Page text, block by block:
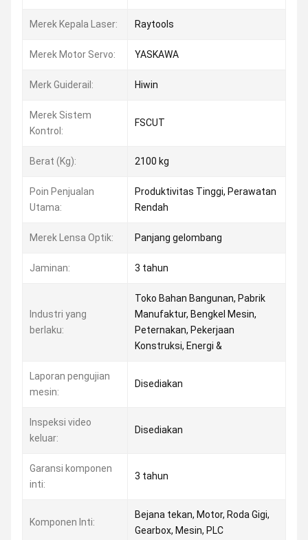
Merek Kepala Laser: Raytools
Merek Motor Servo: YASKAWA
Merk Guiderail: Hiwin
Merek Sistem
Kontrol:
FSCUT
Berat (Kg): 2100 kg
Poin Penjualan
Utama:
Produktivitas Tinggi, Perawatan
Rendah
Merek Lensa Optik: Panjang gelombang
Jaminan: 3 tahun
Industri yang
berlaku:
Toko Bahan Bangunan, Pabrik
Manufaktur, Bengkel Mesin,
Peternakan, Pekerjaan
Konstruksi, Energi &
Laporan pengujian
mesin:
Disediakan
Inspeksi video
keluar:
Disediakan
Garansi komponen
inti:
3 tahun
Komponen Inti:
Bejana tekan, Motor, Roda Gigi,
Gearbox, Mesin, PLC